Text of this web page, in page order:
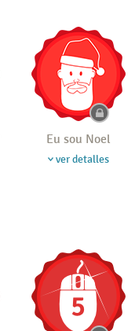
Eu sou Noel
ver detalles